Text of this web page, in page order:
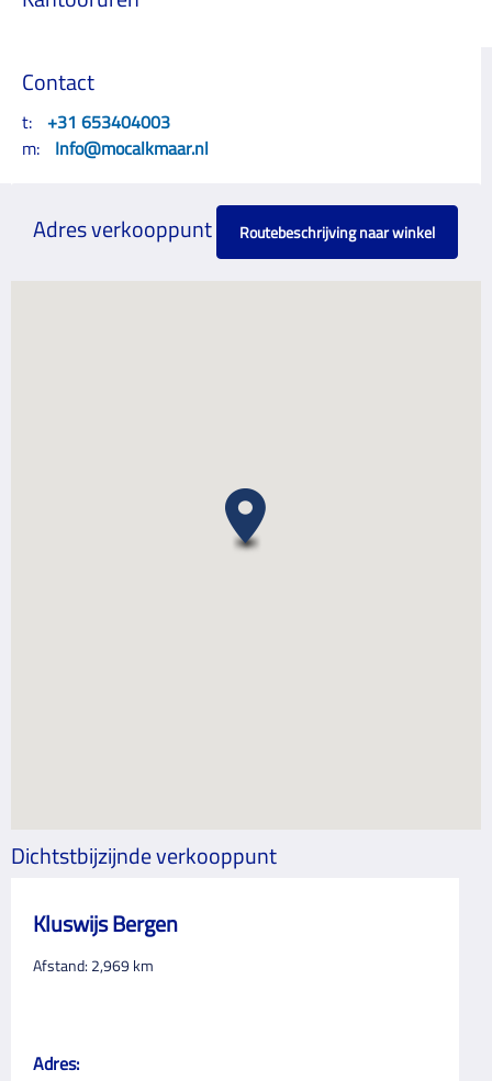
Contact
t: +31 653404003
m:
Info@mocalkmaar.nl
Adres verkooppunt Routebeschrijving naar winkel
Dichtstbijzijnde verkooppunt
Kluswijs Bergen
Afstand: 2,969km
Adres: